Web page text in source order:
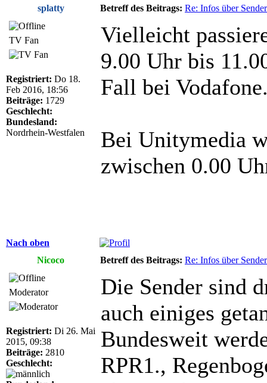
splatty
Betreff des Beitrags: Re: Infos über
TV Fan
Registriert: Do 18.
Feb 2016, 18:56
Beiträge: 1729
Geschlecht:
Bundesland:
Nordrhein-Westfalen
Vielleicht
9.00 Uhr bis
Fall bei
Bei Unitymedia
zwischen 0.00
Nach oben
Nicoco
Betreff des Beitrags: Re: Infos über
Moderator
Registriert: Di 26. Mai
2015, 09:38
Beiträge: 2810
Geschlecht:
Die Sender sind
auch einiges
Bundesweit
RPR1.,